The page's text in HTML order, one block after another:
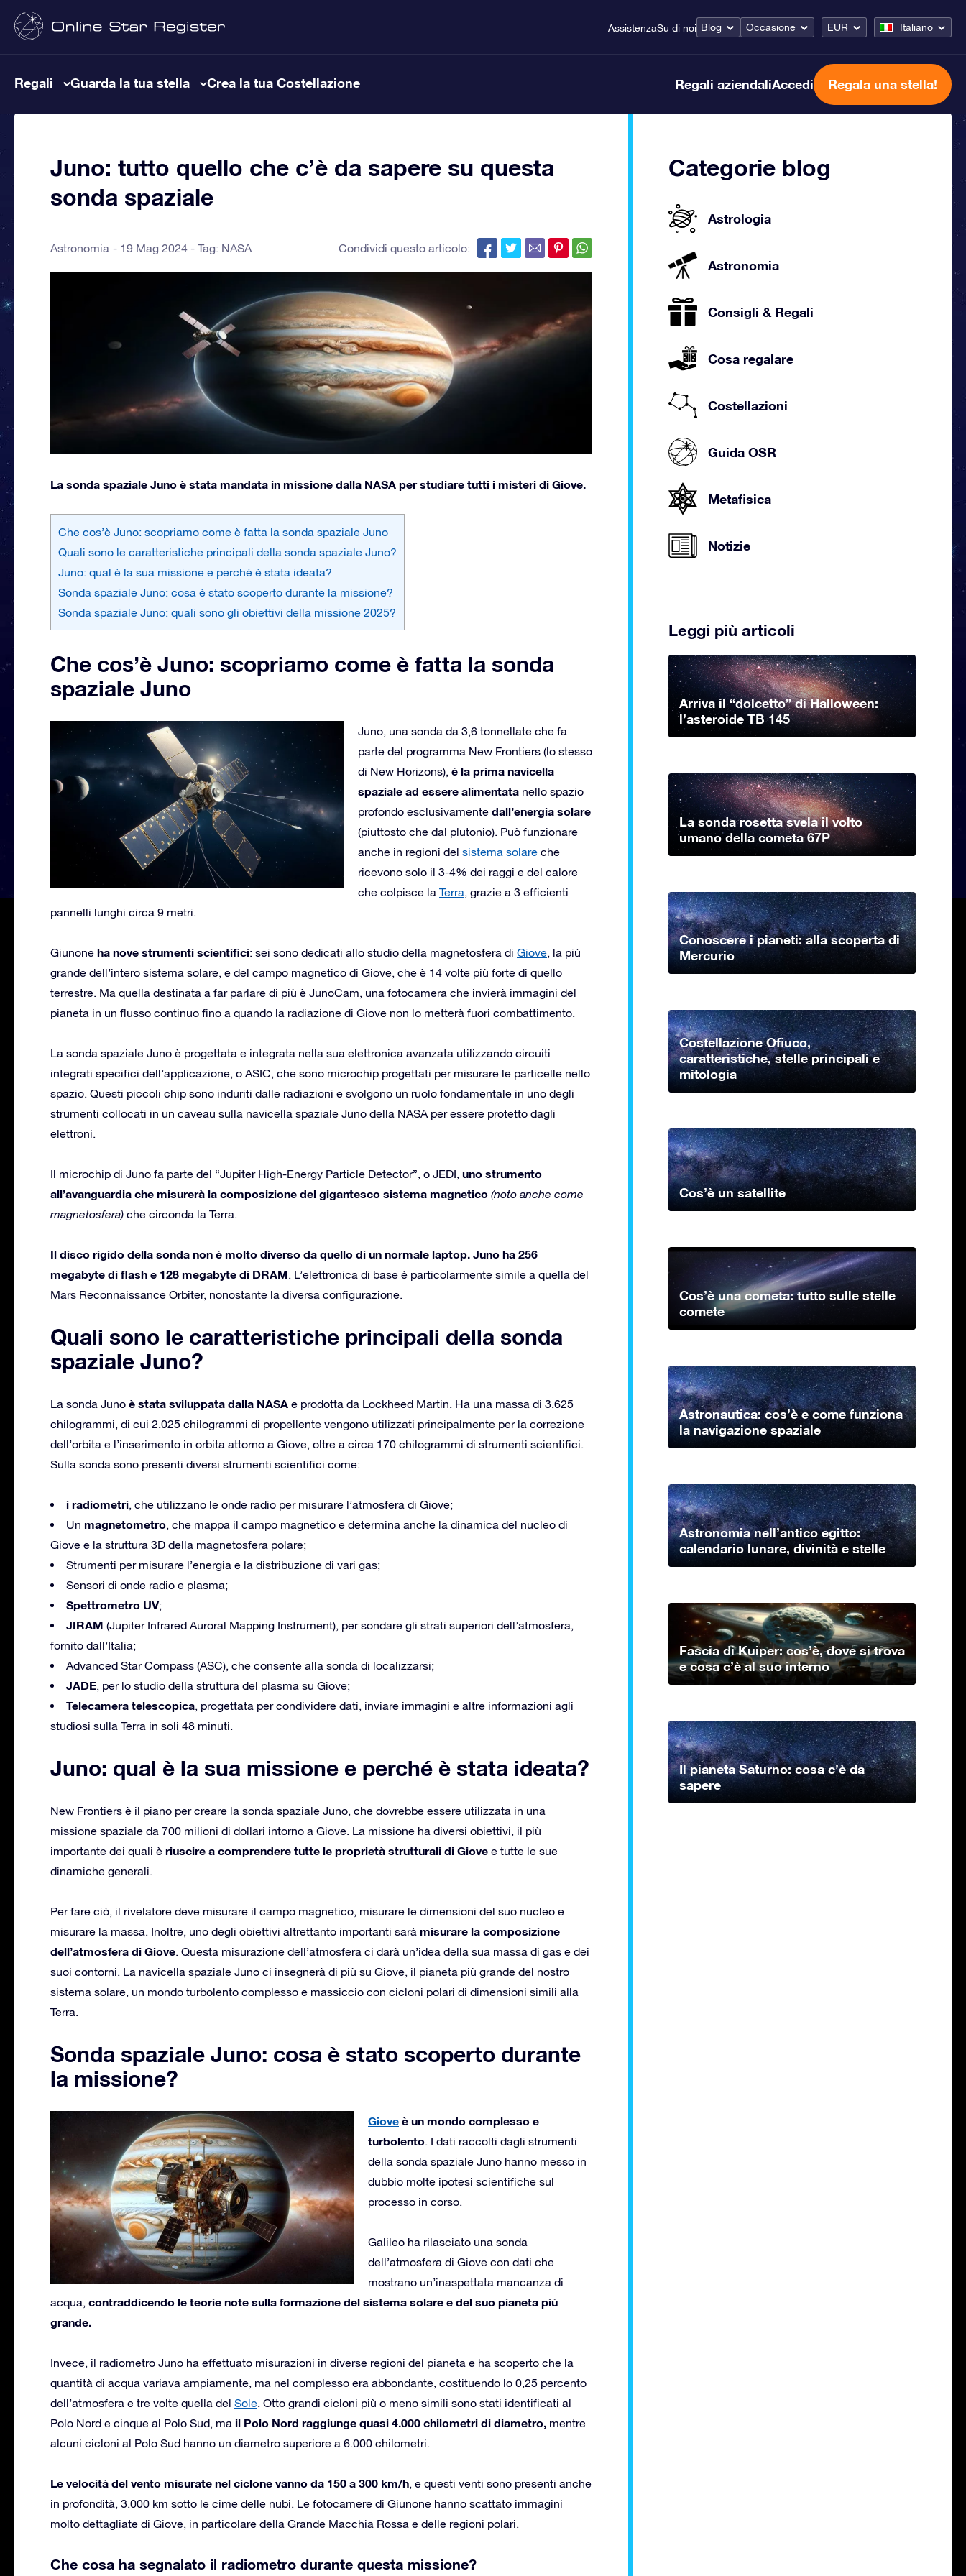
AssistenzaSu di noi Blog Occasione EUR Italiano
Regali Guarda la tua stella Crea la tua Costellazione Regali aziendaliAccedi Regala una stella!
Juno: tutto quello che c’è da sapere su questa
sonda spaziale
Astronomia 19 Mag 2024 - Tag: NASA Condividi questo articolo:
La sonda spaziale Juno è stata mandata in missione dalla NASA per studiare tutti i misteri di Giove.
Che cos’è Juno: scopriamo come è fatta la sonda spaziale Juno
Quali sono le caratteristiche principali della sonda spaziale Juno?
Juno: qual è la sua missione e perché è stata ideata?
Sonda spaziale Juno: cosa è stato scoperto durante la missione?
Sonda spaziale Juno: quali sono gli obiettivi della missione 2025?
Che cos’è Juno: scopriamo come è fatta la sonda
spaziale Juno
Juno, una sonda da 3,6 tonnellate che fa
parte del programma New Frontiers (lo stesso
di New Horizons), è la prima navicella
spaziale ad essere alimentata nello spazio
profondo esclusivamente dall’energia solare
(piuttosto che dal plutonio). Può funzionare
anche in regioni del sistema solare che
ricevono solo il 3-4% dei raggi e del calore
che colpisce la Terra, grazie a 3 efficienti
pannelli lunghi circa 9 metri.
Giunone ha nove strumenti scientifici: sei sono dedicati allo studio della magnetosfera di Giove, la più
grande dell’intero sistema solare, e del campo magnetico di Giove, che è 14 volte più forte di quello
terrestre. Ma quella destinata a far parlare di più è JunoCam, una fotocamera che invierà immagini del
pianeta in un flusso continuo fino a quando la radiazione di Giove non lo metterà fuori combattimento.
La sonda spaziale Juno è progettata e integrata nella sua elettronica avanzata utilizzando circuiti
integrati specifici dell’applicazione, o ASIC, che sono microchip progettati per misurare le particelle nello
spazio. Questi piccoli chip sono induriti dalle radiazioni e svolgono un ruolo fondamentale in uno degli
strumenti collocati in un caveau sulla navicella spaziale Juno della NASA per essere protetto dagli
elettroni.
Il microchip di Juno fa parte del “Jupiter High-Energy Particle Detector”, o JEDI, uno strumento
all’avanguardia che misurerà la composizione del gigantesco sistema magnetico (noto anche come
magnetosfera) che circonda la Terra.
Il disco rigido della sonda non è molto diverso da quello di un normale laptop. Juno ha 256
megabyte di flash e 128 megabyte di DRAM. L’elettronica di base è particolarmente simile a quella del
Mars Reconnaissance Orbiter, nonostante la diversa configurazione.
Quali sono le caratteristiche principali della sonda
spaziale Juno?
La sonda Juno è stata sviluppata dalla NASA e prodotta da Lockheed Martin. Ha una massa di 3.625
chilogrammi, di cui 2.025 chilogrammi di propellente vengono utilizzati principalmente per la correzione
dell’orbita e l’inserimento in orbita attorno a Giove, oltre a circa 170 chilogrammi di strumenti scientifici.
Sulla sonda sono presenti diversi strumenti scientifici come:
i radiometri, che utilizzano le onde radio per misurare l’atmosfera di Giove;
Un magnetometro, che mappa il campo magnetico e determina anche la dinamica del nucleo di
Giove e la struttura 3D della magnetosfera polare;
Strumenti per misurare l’energia e la distribuzione di vari gas;
Sensori di onde radio e plasma;
Spettrometro UV;
JIRAM (Jupiter Infrared Auroral Mapping Instrument), per sondare gli strati superiori dell’atmosfera,
fornito dall’Italia;
Advanced Star Compass (ASC), che consente alla sonda di localizzarsi;
JADE, per lo studio della struttura del plasma su Giove;
Telecamera telescopica, progettata per condividere dati, inviare immagini e altre informazioni agli
studiosi sulla Terra in soli 48 minuti.
Juno: qual è la sua missione e perché è stata ideata?
New Frontiers è il piano per creare la sonda spaziale Juno, che dovrebbe essere utilizzata in una
missione spaziale da 700 milioni di dollari intorno a Giove. La missione ha diversi obiettivi, il più
importante dei quali è riuscire a comprendere tutte le proprietà strutturali di Giove e tutte le sue
dinamiche generali.
Per fare ciò, il rivelatore deve misurare il campo magnetico, misurare le dimensioni del suo nucleo e
misurare la massa. Inoltre, uno degli obiettivi altrettanto importanti sarà misurare la composizione
dell’atmosfera di Giove. Questa misurazione dell’atmosfera ci darà un’idea della sua massa di gas e dei
suoi contorni. La navicella spaziale Juno ci insegnerà di più su Giove, il pianeta più grande del nostro
sistema solare, un mondo turbolento complesso e massiccio con cicloni polari di dimensioni simili alla
Terra.
Sonda spaziale Juno: cosa è stato scoperto durante
la missione?
Giove è un mondo complesso e
turbolento. I dati raccolti dagli strumenti
della sonda spaziale Juno hanno messo in
dubbio molte ipotesi scientifiche sul
processo in corso.
Galileo ha rilasciato una sonda
dell’atmosfera di Giove con dati che
mostrano un’inaspettata mancanza di
acqua, contraddicendo le teorie note sulla formazione del sistema solare e del suo pianeta più
grande.
Invece, il radiometro Juno ha effettuato misurazioni in diverse regioni del pianeta e ha scoperto che la
quantità di acqua variava ampiamente, ma nel complesso era abbondante, costituendo lo 0,25 percento
dell’atmosfera e tre volte quella del Sole. Otto grandi cicloni più o meno simili sono stati identificati al
Polo Nord e cinque al Polo Sud, ma il Polo Nord raggiunge quasi 4.000 chilometri di diametro, mentre
alcuni cicloni al Polo Sud hanno un diametro superiore a 6.000 chilometri.
Le velocità del vento misurate nel ciclone vanno da 150 a 300 km/h, e questi venti sono presenti anche
in profondità, 3.000 km sotto le cime delle nubi. Le fotocamere di Giunone hanno scattato immagini
molto dettagliate di Giove, in particolare della Grande Macchia Rossa e delle regioni polari.
Che cosa ha segnalato il radiometro durante questa missione?
Categorie blog
Astrologia
Astronomia
Consigli & Regali
Cosa regalare
Costellazioni
Guida OSR
Metafisica
Notizie
Leggi più articoli
Arriva il “dolcetto” di Halloween:
l’asteroide TB 145
La sonda rosetta svela il volto
umano della cometa 67P
Conoscere i pianeti: alla scoperta di
Mercurio
Costellazione Ofiuco,
caratteristiche, stelle principali e
mitologia
Cos’è un satellite
Cos’è una cometa: tutto sulle stelle
comete
Astronautica: cos’è e come funziona
la navigazione spaziale
Astronomia nell’antico egitto:
calendario lunare, divinità e stelle
Fascia di Kuiper: cos’è, dove si trova
e cosa c’è al suo interno
Il pianeta Saturno: cosa c’è da
sapere